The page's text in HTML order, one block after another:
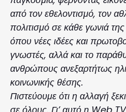
από τον εθελοντισμό, τον
πολιτισμό σε κάθε γωνιά
όπου νέες ιδέες και
γνωστές, αλλά και το
ανθρώπους ανεξαρτήτως
κοινωνικής θέσης.
Πιστεύουμε ότι η αλλαγή